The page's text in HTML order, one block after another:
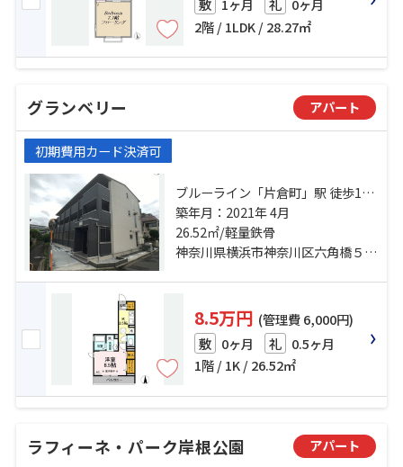
敷 1ヶ月 礼 0ヶ月
2階 / 1LDK / 28.27㎡
グランベリー アパート
初期費用カード決済可
ブルーライン「片倉町」駅 徒歩14
分 東急東横線「白楽」駅 徒歩16分
東急東横線「東白楽」駅 徒歩17分
築年月：2021年 4月
26.52㎡/軽量鉄骨
神奈川県横浜市神奈川区六角橋５丁目
8.5万円 (管理費 6,000円)
敷 0ヶ月 礼 0.5ヶ月
1階 / 1K / 26.52㎡
ラフィーネ・パーク岸根公園 アパート